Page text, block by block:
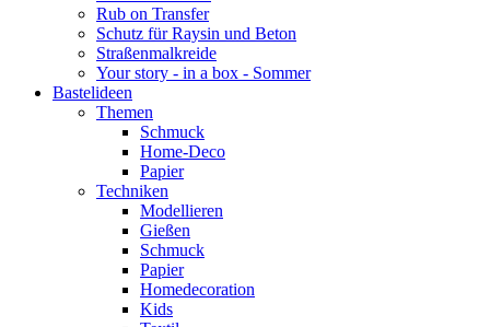
Rub on Transfer
Schutz für Raysin und Beton
Straßenmalkreide
Your story - in a box - Sommer
Bastelideen
Themen
Schmuck
Home-Deco
Papier
Techniken
Modellieren
Gießen
Schmuck
Papier
Homedecoration
Kids